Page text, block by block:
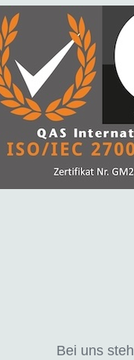
Bei uns